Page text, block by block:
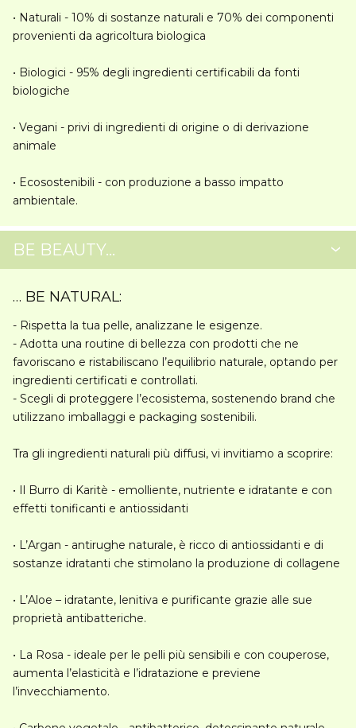
• Naturali - 10% di sostanze naturali e 70% dei componenti
provenienti da agricoltura biologica
• Biologici - 95% degli ingredienti certificabili da fonti
biologiche
• Vegani - privi di ingredienti di origine o di derivazione
animale
• Ecosostenibili - con produzione a basso impatto
ambientale.
BE BEAUTY…
… BE NATURAL:
- Rispetta la tua pelle, analizzane le esigenze.
- Adotta una routine di bellezza con prodotti che ne
favoriscano e ristabiliscano l’equilibrio naturale, optando per
ingredienti certificati e controllati.
- Scegli di proteggere l’ecosistema, sostenendo brand che
utilizzano imballaggi e packaging sostenibili.
Tra gli ingredienti naturali più diffusi, vi invitiamo a scoprire:
• Il Burro di Karitè - emolliente, nutriente e idratante e con
effetti tonificanti e antiossidanti
• L’Argan - antirughe naturale, è ricco di antiossidanti e di
sostanze idratanti che stimolano la produzione di collagene
• L’Aloe – idratante, lenitiva e purificante grazie alle sue
proprietà antibatteriche.
• La Rosa - ideale per le pelli più sensibili e con couperose,
aumenta l’elasticità e l’idratazione e previene
l’invecchiamento.